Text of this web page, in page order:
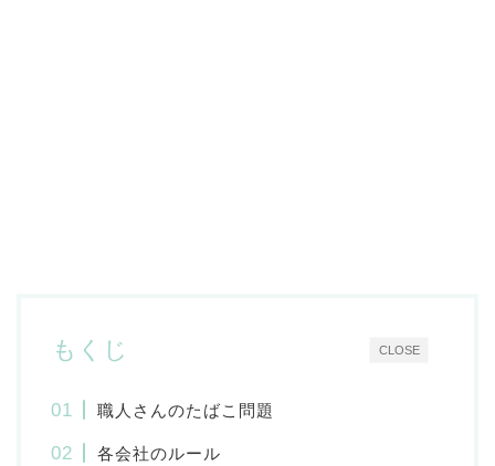
CLOSE
もくじ
職人さんのたばこ問題
各会社のルール